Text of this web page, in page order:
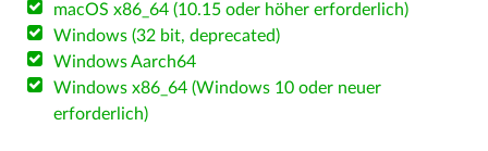
macOS x86_64 (10.15 oder höher erforderlich)
Windows (32 bit, deprecated)
Windows Aarch64
Windows x86_64 (Windows 10 oder neuer
erforderlich)